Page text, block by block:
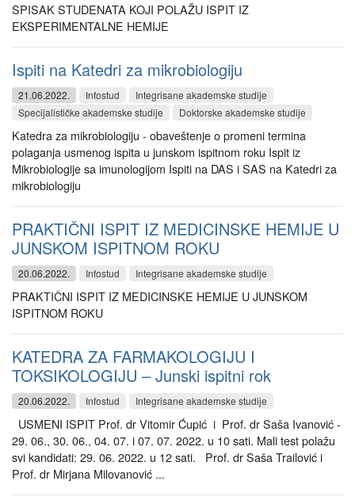
SPISAK STUDENATA KOJI POLAŽU ISPIT IZ
EKSPERIMENTALNE HEMIJE
Ispiti na Katedri za mikrobiologiju
21.06.2022. Infostud
Integrisane akademske studije
Specijalističke akademske studije
Doktorske akademske studije
Katedra za mikrobiologiju - obaveštenje o promeni termina
polaganja usmenog ispita u junskom ispitnom roku Ispit iz
Mikrobiologije sa imunologijom Ispiti na DAS i SAS na Katedri za
mikrobiologiju
PRAKTIČNI ISPIT IZ MEDICINSKE HEMIJE U
JUNSKOM ISPITNOM ROKU
20.06.2022. Infostud Integrisane akademske studije
PRAKTIČNI ISPIT IZ MEDICINSKE HEMIJE U JUNSKOM
ISPITNOM ROKU
KATEDRA ZA FARMAKOLOGIJU I
TOKSIKOLOGIJU – Junski ispitni rok
20.06.2022. Infostud Integrisane akademske studije
USMENI ISPIT Prof. dr Vitomir Ćupić i Prof. dr Saša Ivanović -
29. 06., 30. 06., 04. 07. i 07. 07. 2022. u 10 sati. Mali test polažu
svi kandidati: 29. 06. 2022. u 12 sati. Prof. dr Saša Trailović i
Prof. dr Mirjana Milovanović ...